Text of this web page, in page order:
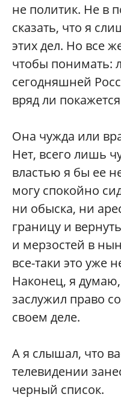
не политик. Не в
сказать, что я
этих дел. Но все
чтобы понимать:
сегодняшней
вряд ли
Она чужда или
Нет, всего лишь
властью я бы ее
могу спокойно
ни обыска, ни
границу и
и мерзостей в
все-таки это уже
Наконец, я думаю,
заслужил право
своем деле.
А я слышал, что
телевидении
черный список.